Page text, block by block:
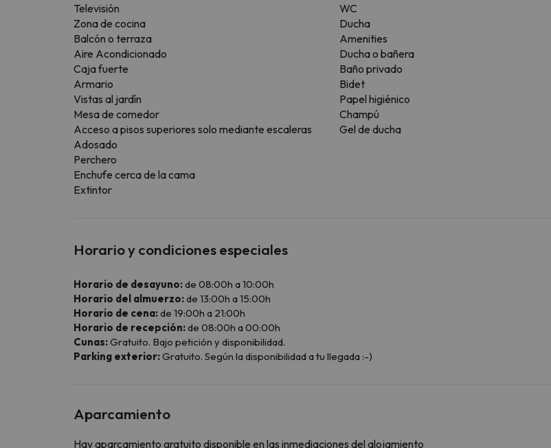
Televisión
Zona de cocina
Balcón o terraza
Aire Acondicionado
Caja fuerte
Armario
Vistas al jardín
Mesa de comedor
Acceso a pisos superiores solo mediante escaleras
Adosado
Perchero
Enchufe cerca de la cama
Extintor
WC
Ducha
Amenities
Ducha o bañera
Baño privado
Bidet
Papel higiénico
Champú
Gel de ducha
Horario y condiciones especiales
Horario de desayuno:de 08:00h a 10:00h
Horario del almuerzo:de 13:00h a 15:00h
Horario de cena:de 19:00h a 21:00h
Horario de recepción:de 08:00h a 00:00h
Cunas:Gratuito. Bajo petición y disponibilidad.
Parking exterior:Gratuito. Según la disponibilidad a tu llegada :-)
Aparcamiento
Hay aparcamiento gratuito disponible en las inmediaciones del alojamiento